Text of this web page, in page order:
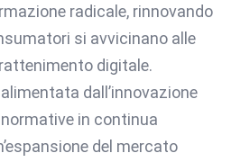
radicale, rinnovando
si avvicinano alle
digitale.
alimentata dall’innovazione
in continua
del mercato